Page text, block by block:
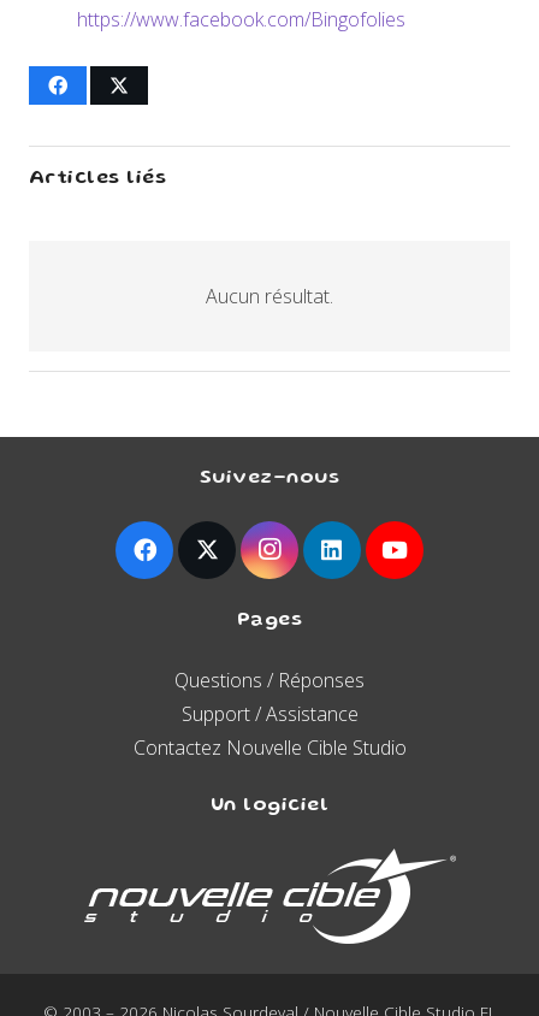
https://www.facebook.com/Bingofolies
Articles liés
Aucun résultat.
Suivez-nous
Pages
Questions / Réponses
Support / Assistance
Contactez Nouvelle Cible Studio
Un logiciel